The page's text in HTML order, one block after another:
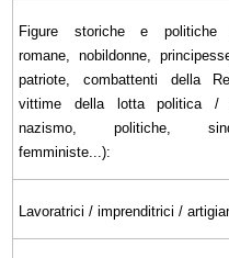
Figure storiche e politiche
romane, nobildonne,
patriote, combattenti della
vittime della lotta politica /
nazismo, politiche,
femministe...):
Lavoratrici / imprenditrici /